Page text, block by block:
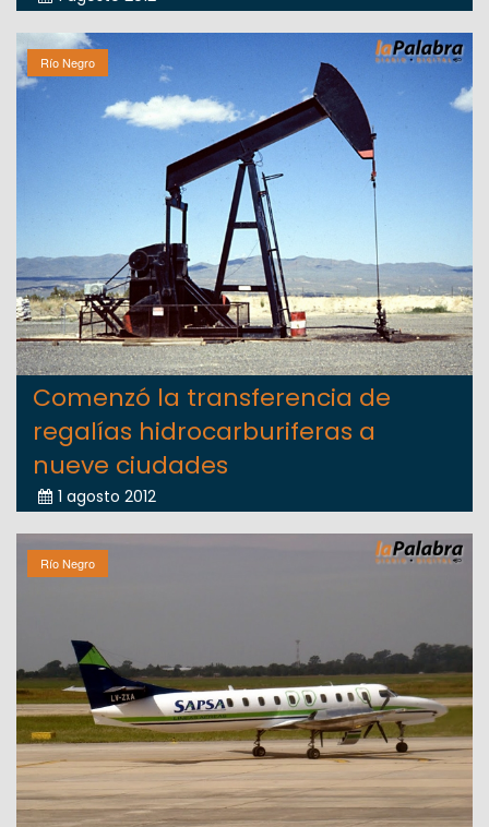
Río Negro
Comenzó la transferencia de
regalías hidrocarburiferas a
nueve ciudades
1 agosto 2012
Río Negro